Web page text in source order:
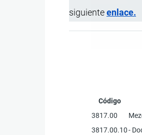
siguienteenlace.
Código
3817.00
3817.00.10-